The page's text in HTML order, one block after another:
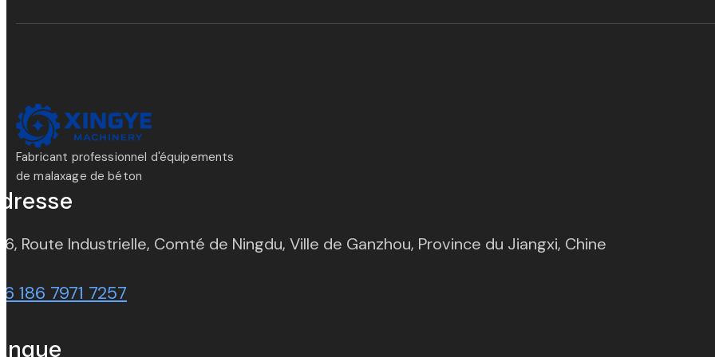
Fabricant professionnel d'équipements
de malaxage de béton
6, Route Industrielle, Comté de Ningdu, Ville de Ganzhou, Province du Jiangxi, Chine
186 7971 7257